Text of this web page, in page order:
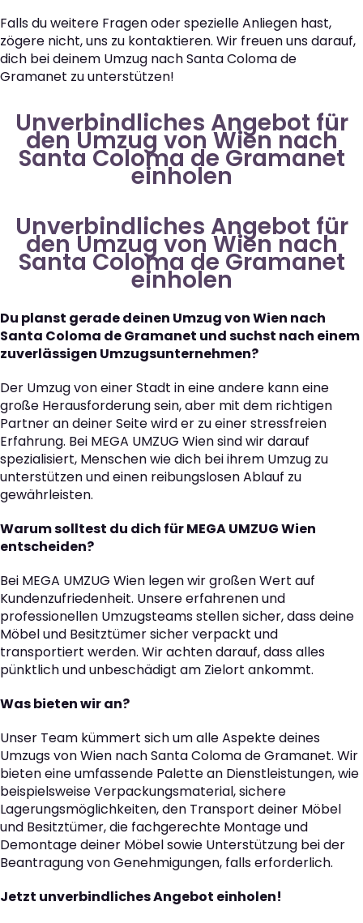
Falls du weitere Fragen oder spezielle Anliegen hast,
zögere nicht, uns zu kontaktieren. Wir freuen uns darauf,
dich bei deinem Umzug nach Santa Coloma de
Gramanet zu unterstützen!
Unverbindliches Angebot für
den Umzug von Wien nach
Santa Coloma de Gramanet
einholen
Unverbindliches Angebot für
den Umzug von Wien nach
Santa Coloma de Gramanet
einholen
Du planst gerade deinen Umzug von Wien nach
Santa Coloma de Gramanet und suchst nach einem
zuverlässigen Umzugsunternehmen?
Der Umzug von einer Stadt in eine andere kann eine
große Herausforderung sein, aber mit dem richtigen
Partner an deiner Seite wird er zu einer stressfreien
Erfahrung. Bei MEGA UMZUG Wien sind wir darauf
spezialisiert, Menschen wie dich bei ihrem Umzug zu
unterstützen und einen reibungslosen Ablauf zu
gewährleisten.
Warum solltest du dich für MEGA UMZUG Wien
entscheiden?
Bei MEGA UMZUG Wien legen wir großen Wert auf
Kundenzufriedenheit. Unsere erfahrenen und
professionellen Umzugsteams stellen sicher, dass deine
Möbel und Besitztümer sicher verpackt und
transportiert werden. Wir achten darauf, dass alles
pünktlich und unbeschädigt am Zielort ankommt.
Was bieten wir an?
Unser Team kümmert sich um alle Aspekte deines
Umzugs von Wien nach Santa Coloma de Gramanet. Wir
bieten eine umfassende Palette an Dienstleistungen, wie
beispielsweise Verpackungsmaterial, sichere
Lagerungsmöglichkeiten, den Transport deiner Möbel
und Besitztümer, die fachgerechte Montage und
Demontage deiner Möbel sowie Unterstützung bei der
Beantragung von Genehmigungen, falls erforderlich.
Jetzt unverbindliches Angebot einholen!